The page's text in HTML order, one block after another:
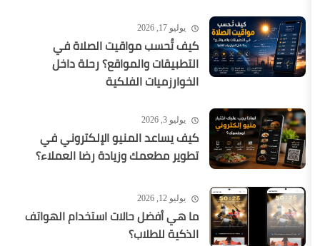
يوليو 17, 2026
كيف تُحسب مواقيت الصلاة في
التطبيقات والمواقع؟ رحلة داخل
الخوارزميات الفلكية
يوليو 3, 2026
كيف يساعد المنيو الإلكتروني في
تطوير مطعمك وزيادة رضا العملاء؟
ما هي أفضل حالات استخدام الهواتف
الذكية للطلاب؟